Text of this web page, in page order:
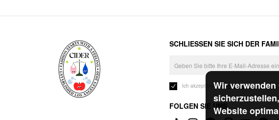
Wir
Website
SCHLIESSEN SIE SICH DER
Ich akzeptiere dieGeschäftsbedingungen
FOLGEN SIE UNS